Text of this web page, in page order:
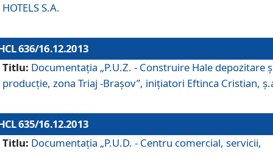
HOTELS S.A.
636/16.12.2013
Titlu: Documentaţia „P.U.Z. - Construire Hale depozitare
producţie, zona Triaj -Braşov”, iniţiatori Eftinca Cristian,
635/16.12.2013
Titlu: Documentaţia „P.U.D. - Centru comercial, servicii,